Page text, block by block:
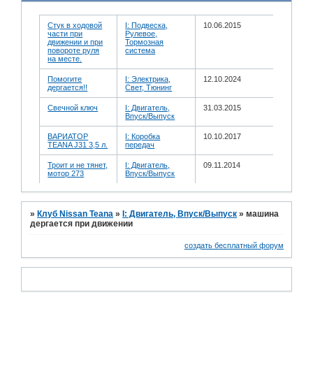
Стук в ходовой
части при
движении и при
повороте руля
на месте.
I: Подвеска,
Рулевое,
Тормозная
система
10.06.2015
Помогите
дергается!!
I: Электрика,
Свет, Тюнинг
12.10.2024
Свечной ключ
I: Двигатель,
Впуск/Выпуск
31.03.2015
ВАРИАТОР
TEANA J31 3,5 л.
I: Коробка
передач
10.10.2017
Троит и не тянет,
мотор 273
I: Двигатель,
Впуск/Выпуск
09.11.2014
» Клуб Nissan Teana » I: Двигатель, Впуск/Выпуск »машина
дергается при движении
создать бесплатный форум